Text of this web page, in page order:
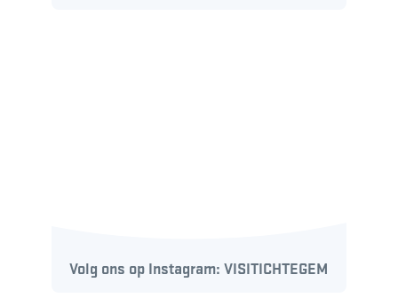
Volg ons op Instagram: VISITICHTEGEM